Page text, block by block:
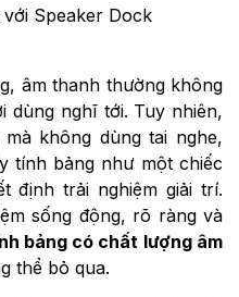
Speaker Dock
âm thanh thường không
dùng nghĩ tới. Tuy nhiên,
không dùng tai nghe,
tính bảng như một chiếc
định trải nghiệm giải trí.
sống động, rõ ràng và
bảng có chất lượng âm
thể bỏ qua.